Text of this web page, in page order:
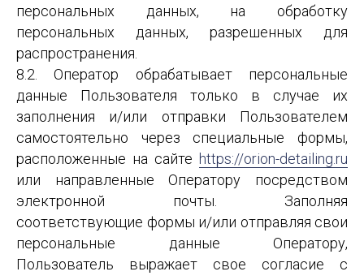
персональных данных, на обработку
персональных данных, разрешенных для
распространения.
8.2. Оператор обрабатывает персональные
данные Пользователя только в случае их
заполнения и/или отправки Пользователем
самостоятельно через специальные формы,
расположенные на сайте https://orion-detailing.ru
или направленные Оператору посредством
электронной почты. Заполняя
соответствующие формы и/или отправляя свои
персональные данные Оператору,
Пользователь выражает свое согласие с